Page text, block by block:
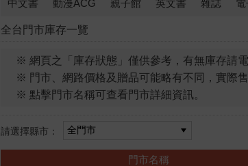
中文書 動漫ACG 親子館 英文書 雜誌
全台門市庫存一覽
※ 網頁之「庫存狀態」僅供參考，有無庫存請電
※ 門市、網路價格及贈品可能略有不同，實際售
※ 點擊門市名稱可查看門市詳細資訊。
請選擇縣市：
門市名稱